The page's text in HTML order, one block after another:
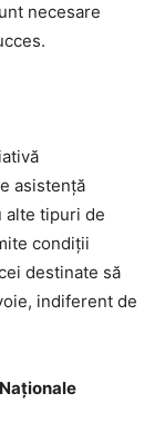
necesare
asistență
alte tipuri de
condiții
destinate să
indiferent de